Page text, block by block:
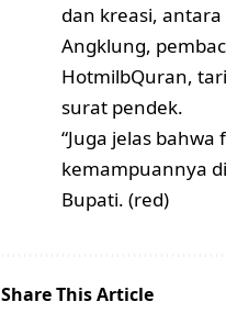
dan kreasi,
Angklung,
HotmilbQuran,
surat pendek.
“Juga jelas
kemampuannya
Bupati. (red)
Share This Article